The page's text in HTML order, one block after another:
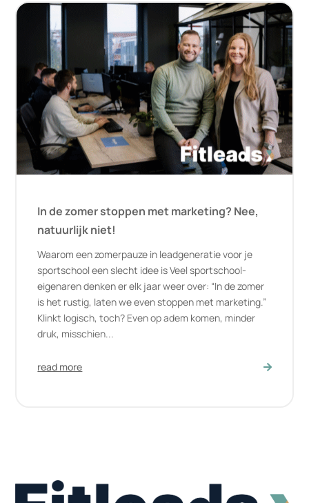
In de zomer stoppen met marketing? Nee,
natuurlijk niet!
Waarom een zomerpauze in leadgeneratie voor je
sportschool een slecht idee is Veel sportschool-
eigenaren denken er elk jaar weer over: “In de zomer
is het rustig, laten we even stoppen met marketing.”
Klinkt logisch, toch? Even op adem komen, minder
druk, misschien...
read more